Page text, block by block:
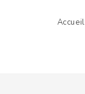
Accueil